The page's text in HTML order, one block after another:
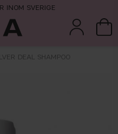
INOM SVERIGE
DEAL SHAMPOO